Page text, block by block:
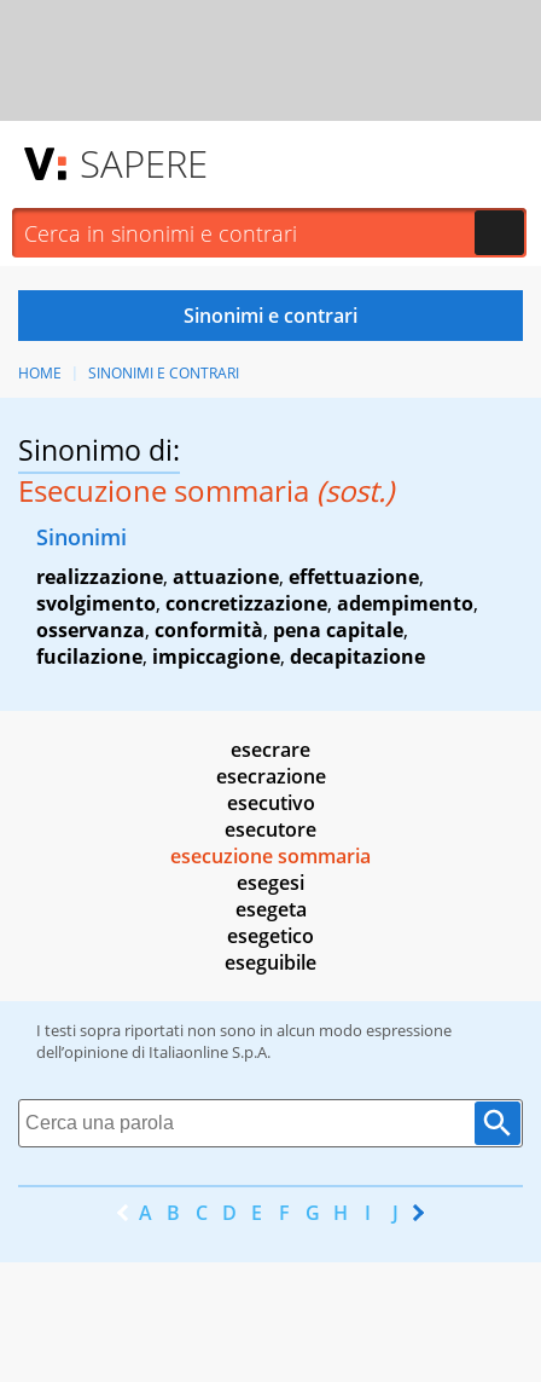
SAPERE
HOME SINONIMI E CONTRARI
Sinonimo di:
Esecuzione sommaria (sost.)
Sinonimi
realizzazione, attuazione, effettuazione,
svolgimento, concretizzazione, adempimento,
osservanza, conformità, pena capitale,
fucilazione, impiccagione, decapitazione
esecrare
esecrazione
esecutivo
esecutore
esecuzione sommaria
esegesi
esegeta
esegetico
eseguibile
I testi sopra riportati non sono in alcun modo espressione
dell’opinione di Italiaonline S.p.A.
A B C D E F G H I J K